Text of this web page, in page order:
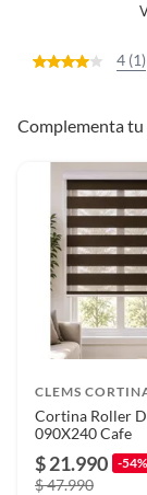
4 (1)
Complementa tu
CLEMS
Cortina Roller
090X240 Cafe
$ 21.990 -54%
$ 47.990